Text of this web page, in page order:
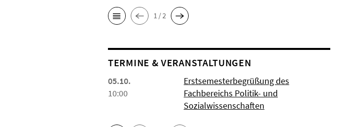
1 / 2
TERMINE & VERANSTALTUNGEN
05.10.
10:00
Erstsemesterbegrüßung des
Fachbereichs Politik- und
Sozialwissenschaften